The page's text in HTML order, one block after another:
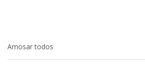
Amosar todos